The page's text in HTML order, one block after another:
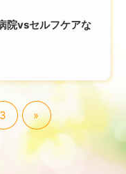
院vsセルフケアな
3 »